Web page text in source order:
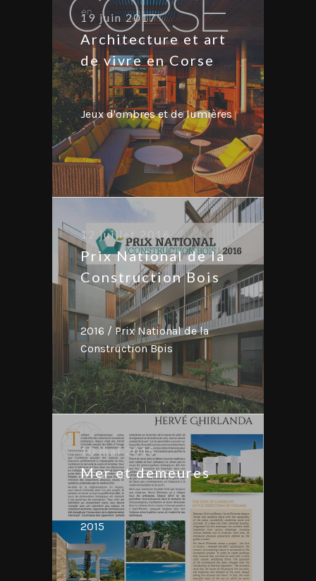
19 juin 2017
Architecture et art
de vivre en Corse
Jeux d'ombres et de lumières
12 juillet 2016
Prix National de la
Construction Bois
2016 / Prix National de la
Construction Bois
10 mai 2015
Mer et demeures
2015